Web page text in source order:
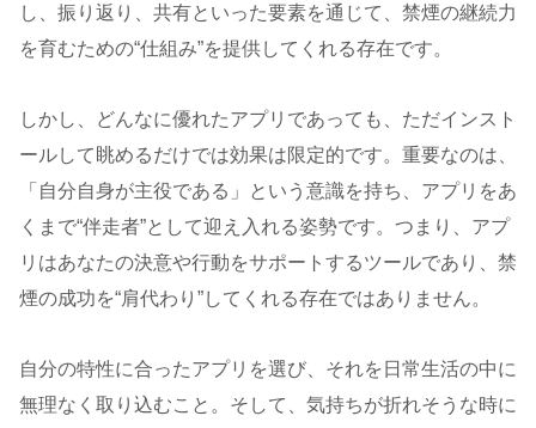
し、振り返り、共有といった要素を通じて、禁煙の継続力
を育むための“仕組み”を提供してくれる存在です。
しかし、どんなに優れたアプリであっても、ただインスト
ールして眺めるだけでは効果は限定的です。重要なのは、
「自分自身が主役である」という意識を持ち、アプリをあ
くまで“伴走者”として迎え入れる姿勢です。つまり、アプ
リはあなたの決意や行動をサポートするツールであり、禁
煙の成功を“肩代わり”してくれる存在ではありません。
自分の特性に合ったアプリを選び、それを日常生活の中に
無理なく取り込むこと。そして、気持ちが折れそうな時に